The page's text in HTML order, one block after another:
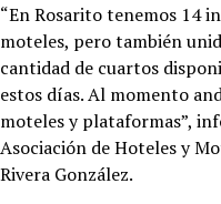
“En Rosarito tenemos 14
moteles, pero también
cantidad de cuartos
estos días. Al momento
moteles y plataformas”,
Asociación de Hoteles y
Rivera González.